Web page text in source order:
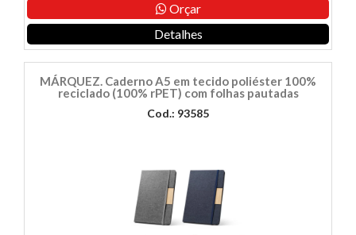
Orçar
Detalhes
MÁRQUEZ. Caderno A5 em tecido poliéster 100%
reciclado (100% rPET) com folhas pautadas
Cod.: 93585